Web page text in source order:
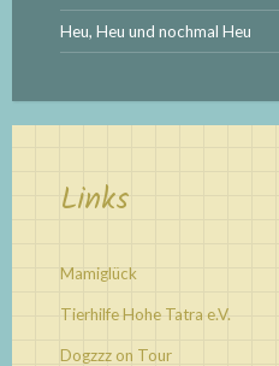
Heu, Heu und nochmal Heu
Links
Mamiglück
Tierhilfe Hohe Tatra e.V.
Dogzzz on Tour